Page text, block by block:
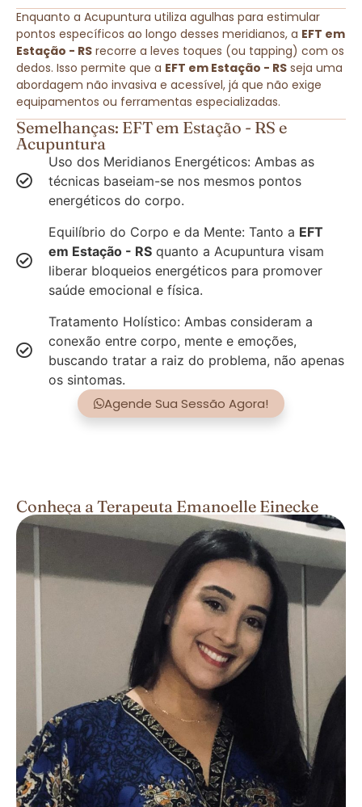
Enquanto a Acupuntura utiliza agulhas para estimular
pontos específicos ao longo desses meridianos, a EFT em
Estação - RS recorre a leves toques (ou tapping) com os
dedos. Isso permite que a EFT em Estação - RS seja uma
abordagem não invasiva e acessível, já que não exige
equipamentos ou ferramentas especializadas.
Semelhanças: EFT em Estação - RS e
Acupuntura
Uso dos Meridianos Energéticos: Ambas as
técnicas baseiam-se nos mesmos pontos
energéticos do corpo.
Equilíbrio do Corpo e da Mente: Tanto a EFT
em Estação - RS quanto a Acupuntura visam
liberar bloqueios energéticos para promover
saúde emocional e física.
Tratamento Holístico: Ambas consideram a
conexão entre corpo, mente e emoções,
buscando tratar a raiz do problema, não apenas
os sintomas.
Agende Sua Sessão Agora!
Conheça a Terapeuta Emanoelle Einecke